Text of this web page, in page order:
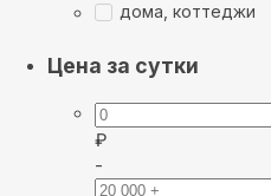
дома, коттеджи
Цена за сутки
₽
-